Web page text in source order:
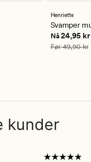
en
vurdering
på
4
Henriette
Svamper
Nåværende
Nå 24,95 kr
Vanlig pris
Før49,90 kr
kunder